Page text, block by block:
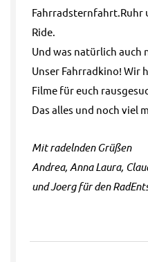
Fahrradsternfahrt.Ruhr
Ride.
Und was natürlich auch
Unser Fahrradkino! Wir
Filme für euch
Das alles und noch viel
Mit radelnden Grüßen
Andrea, Anna Laura,
und Joerg für den